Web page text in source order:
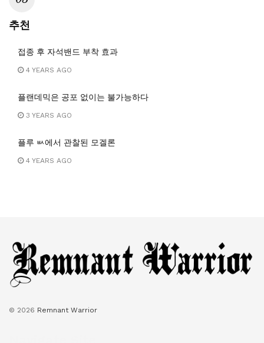
추천
접종 후 자석밴드 부착 효과
4 YEARS AGO
플랜데믹은 공포 없이는 불가능하다
3 YEARS AGO
플루 ㅄ에서 관찰된 모겔론
4 YEARS AGO
© 2026 Remnant Warrior